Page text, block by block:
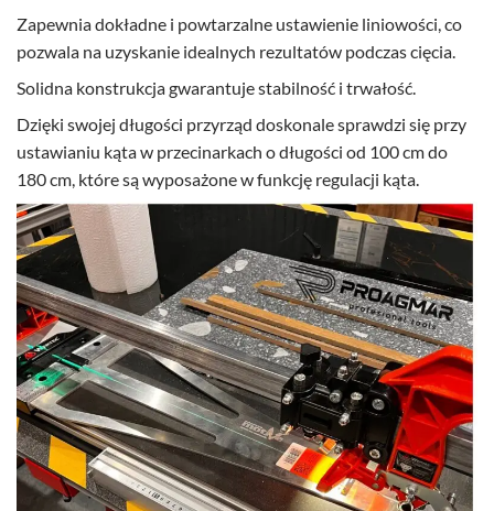
Zapewnia dokładne i powtarzalne ustawienie liniowości, co
pozwala na uzyskanie idealnych rezultatów podczas cięcia.
Solidna konstrukcja gwarantuje stabilność i trwałość.
Dzięki swojej długości przyrząd doskonale sprawdzi się przy
ustawianiu kąta w przecinarkach o długości od 100 cm do
180 cm, które są wyposażone w funkcję regulacji kąta.